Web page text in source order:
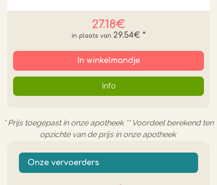
27.18€
29.54€ *
In winkelmandje
Info
* Prijs toegepast in onze apotheek ** Voordeel berekend ten
opzichte van de prijs in onze apotheek
Onze vervoerders